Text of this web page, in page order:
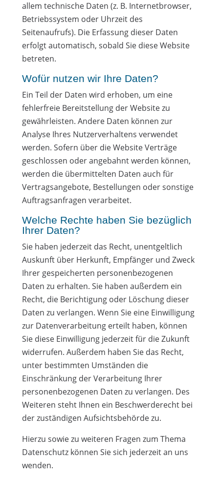
allem technische Daten (z. B. Internetbrowser,
Betriebssystem oder Uhrzeit des
Seitenaufrufs). Die Erfassung dieser Daten
erfolgt automatisch, sobald Sie diese Website
betreten.
Wofür nutzen wir Ihre Daten?
Ein Teil der Daten wird erhoben, um eine
fehlerfreie Bereitstellung der Website zu
gewährleisten. Andere Daten können zur
Analyse Ihres Nutzerverhaltens verwendet
werden. Sofern über die Website Verträge
geschlossen oder angebahnt werden können,
werden die übermittelten Daten auch für
Vertragsangebote, Bestellungen oder sonstige
Auftragsanfragen verarbeitet.
Welche Rechte haben Sie bezüglich
Ihrer Daten?
Sie haben jederzeit das Recht, unentgeltlich
Auskunft über Herkunft, Empfänger und Zweck
Ihrer gespeicherten personenbezogenen
Daten zu erhalten. Sie haben außerdem ein
Recht, die Berichtigung oder Löschung dieser
Daten zu verlangen. Wenn Sie eine Einwilligung
zur Datenverarbeitung erteilt haben, können
Sie diese Einwilligung jederzeit für die Zukunft
widerrufen. Außerdem haben Sie das Recht,
unter bestimmten Umständen die
Einschränkung der Verarbeitung Ihrer
personenbezogenen Daten zu verlangen. Des
Weiteren steht Ihnen ein Beschwerderecht bei
der zuständigen Aufsichtsbehörde zu.
Hierzu sowie zu weiteren Fragen zum Thema
Datenschutz können Sie sich jederzeit an uns
wenden.